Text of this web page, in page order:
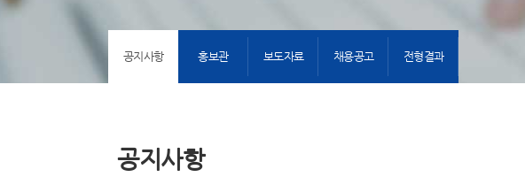
공지사항 홍보관 보도자료 채용공고 전형결과
공지사항